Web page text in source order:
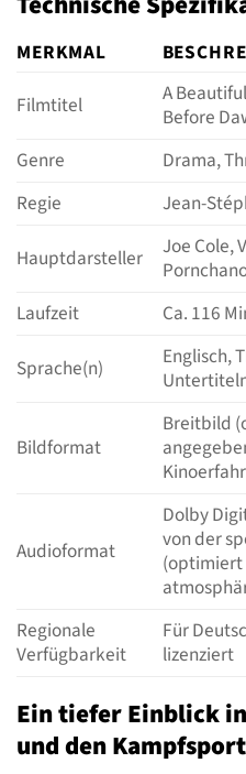
MERKMAL
Filmtitel
A
Before
Genre
Drama,
Regie
Jean-
Hauptdarsteller
Joe Cole,
Laufzeit
Ca. 116
Sprache(n)
Englisch,
Bildformat
Breitbild
Audioformat
Dolby
von der
(optimiert
Regionale
Verfügbarkeit
Für
lizenziert
Ein tiefer Einblick
und den Kampfsport